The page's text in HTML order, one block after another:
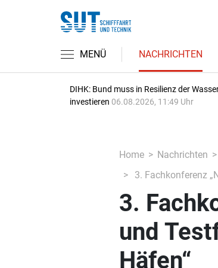
MENÜ NACHRICHTEN
DIHK: Bund muss in Resilienz der
investieren 06.08.2026, 11:49 Uhr
Home Nachrichten
3. Fachkonferenz
3.
und
Häfen“